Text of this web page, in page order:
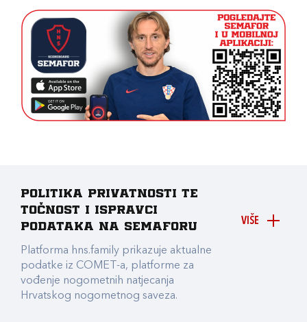
VIŠE
Politika privatnosti te
točnost i ispravci
podataka na Semaforu
Platforma hns.family prikazuje aktualne
podatke iz COMET-a, platforme za
vođenje nogometnih natjecanja
Hrvatskog nogometnog saveza.